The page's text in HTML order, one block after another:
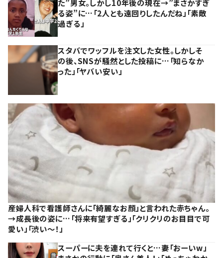
た”男女。しかし10年後の現在→”まさかすぎ
る姿”に…「2人とも遠回りしたんだね」「素敵
過ぎる」
スタバでワッフルを注文した女性。しかしそ
の後、SNSが騒然とした投稿に…「知らなか
った」「ヤバい安い」
産婦人科で看護師さんに「綺麗なお顔」と言われた赤ちゃん。
→成長後の姿に…「将来有望すぎる」「クリクリのお目目で可
愛い」「渋い～！」
スーパーに夫を連れて行くと…妻「おーいw」